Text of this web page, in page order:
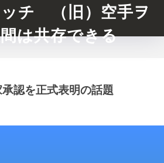
チ （旧）空手ヲ
は共存できる
認を正式表明の話題